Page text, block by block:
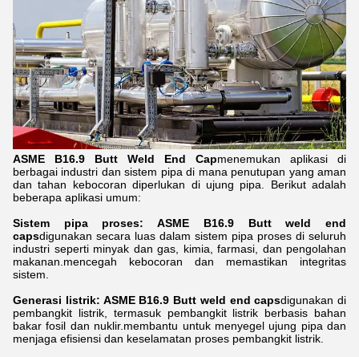
ASME B16.9 Butt Weld End Capmenemukan aplikasi di
berbagai industri dan sistem pipa di mana penutupan yang aman
dan tahan kebocoran diperlukan di ujung pipa. Berikut adalah
beberapa aplikasi umum:
Sistem pipa proses: ASME B16.9 Butt weld end
capsdigunakan secara luas dalam sistem pipa proses di seluruh
industri seperti minyak dan gas, kimia, farmasi, dan pengolahan
makanan.mencegah kebocoran dan memastikan integritas
sistem.
Generasi listrik: ASME B16.9 Butt weld end capsdigunakan di
pembangkit listrik, termasuk pembangkit listrik berbasis bahan
bakar fosil dan nuklir.membantu untuk menyegel ujung pipa dan
menjaga efisiensi dan keselamatan proses pembangkit listrik.